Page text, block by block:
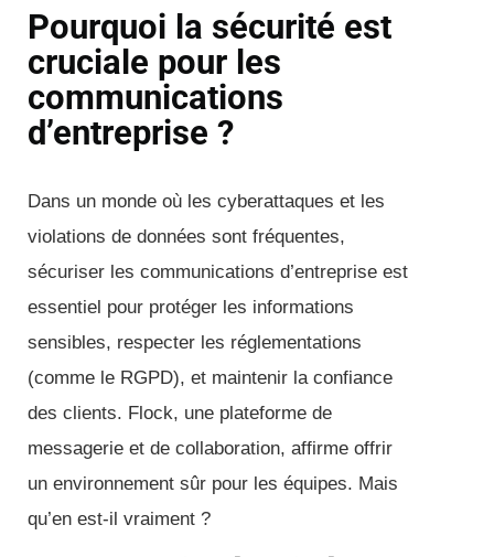
Pourquoi la sécurité est
cruciale pour les
communications
d’entreprise ?
Dans un monde où les cyberattaques et les
violations de données sont fréquentes,
sécuriser les communications d’entreprise est
essentiel pour protéger les informations
sensibles, respecter les réglementations
(comme le RGPD), et maintenir la confiance
des clients. Flock, une plateforme de
messagerie et de collaboration, affirme offrir
un environnement sûr pour les équipes. Mais
qu’en est-il vraiment ?